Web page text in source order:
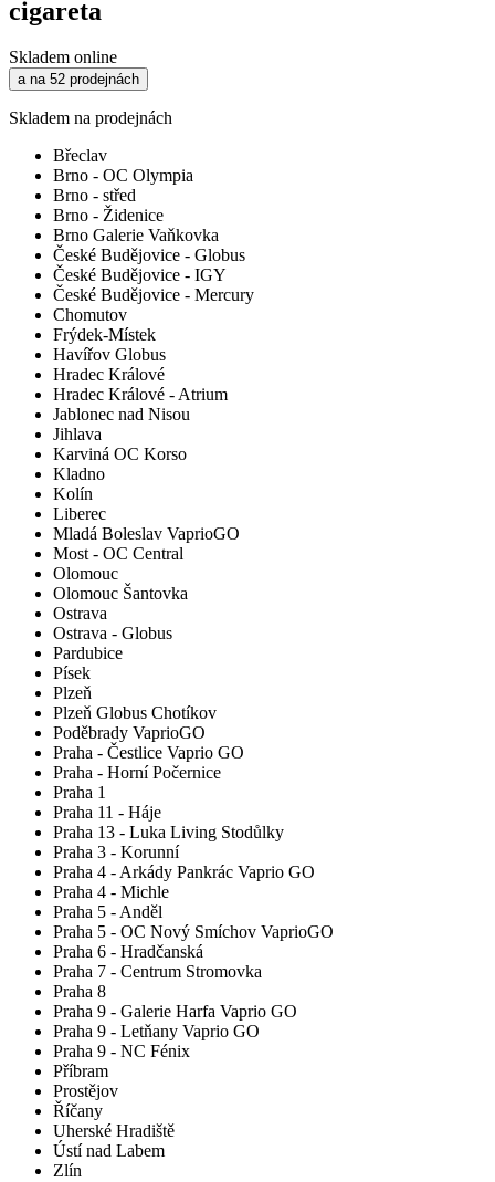
cigareta
Skladem online
a na 52 prodejnách
Skladem na prodejnách
Břeclav
Brno - OC Olympia
Brno - střed
Brno - Židenice
Brno Galerie Vaňkovka
České Budějovice - Globus
České Budějovice - IGY
České Budějovice - Mercury
Chomutov
Frýdek-Místek
Havířov Globus
Hradec Králové
Hradec Králové - Atrium
Jablonec nad Nisou
Jihlava
Karviná OC Korso
Kladno
Kolín
Liberec
Mladá Boleslav VaprioGO
Most - OC Central
Olomouc
Olomouc Šantovka
Ostrava
Ostrava - Globus
Pardubice
Písek
Plzeň
Plzeň Globus Chotíkov
Poděbrady VaprioGO
Praha - Čestlice Vaprio GO
Praha - Horní Počernice
Praha 1
Praha 11 - Háje
Praha 13 - Luka Living Stodůlky
Praha 3 - Korunní
Praha 4 - Arkády Pankrác Vaprio GO
Praha 4 - Michle
Praha 5 - Anděl
Praha 5 - OC Nový Smíchov VaprioGO
Praha 6 - Hradčanská
Praha 7 - Centrum Stromovka
Praha 8
Praha 9 - Galerie Harfa Vaprio GO
Praha 9 - Letňany Vaprio GO
Praha 9 - NC Fénix
Příbram
Prostějov
Říčany
Uherské Hradiště
Ústí nad Labem
Zlín